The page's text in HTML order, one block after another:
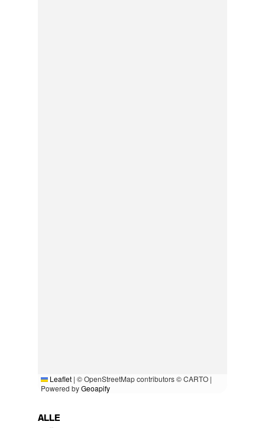
Leaflet | © OpenStreetMap contributors © CARTO |
Powered byGeoapify
ALLE